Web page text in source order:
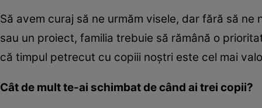
Să avem curaj să ne urmăm visele, dar fără să
sau un proiect, familia trebuie să rămână o
că timpul petrecut cu copiii noștri este cel mai
Cât de mult te-ai schimbat de când ai trei copii?